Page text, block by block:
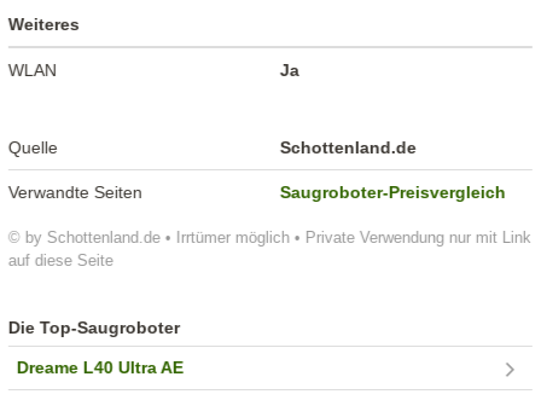
© by Schottenland.de • Irrtümer möglich • Private Verwendung nur mit Link
auf diese Seite
Weiteres
WLAN Ja
Quelle Schottenland.de
Verwandte Seiten Saugroboter-Preisvergleich
Die Top-Saugroboter
Dreame L40 Ultra AE